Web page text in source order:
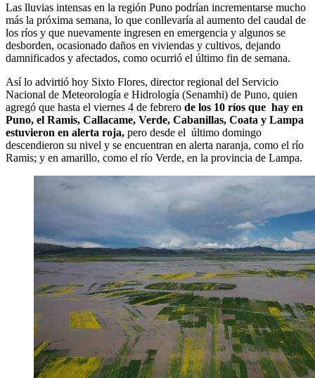
Las lluvias intensas en la región Puno podrían incrementarse mucho
más la próxima semana, lo que conllevaría al aumento del caudal de
los ríos y que nuevamente ingresen en emergencia y algunos se
desborden, ocasionado daños en viviendas y cultivos, dejando
damnificados y afectados, como ocurrió el último fin de semana.
Así lo advirtió hoy Sixto Flores, director regional del Servicio
Nacional de Meteorología e Hidrología (Senamhi) de Puno, quien
agregó que hasta el viernes 4 de febrero de los 10 ríos que hay en
Puno, el Ramis, Callacame, Verde, Cabanillas, Coata y Lampa
estuvieron en alerta roja, pero desde el último domingo
descendieron su nivel y se encuentran en alerta naranja, como el río
Ramis; y en amarillo, como el río Verde, en la provincia de Lampa.